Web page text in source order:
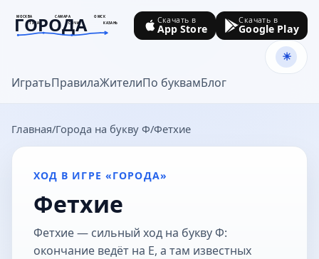
МОСКВА САМАРА
ОМСК
ТУЛА
СОЧИ КАЗАНЬ
ГОРОДА
goroda-na.ru
ИгратьПравилаЖителиПо буквамБлог
Скачать в
App Store
Скачать в
Google Play
Главная Города на букву Ф Фетхие
ХОД В ИГРЕ «ГОРОДА»
Фетхие
Фетхие — сильный ход на букву Ф:
окончание ведёт на Е, а там известных